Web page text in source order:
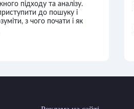
підходу та аналізу.
до пошуку і
з чого почати і як